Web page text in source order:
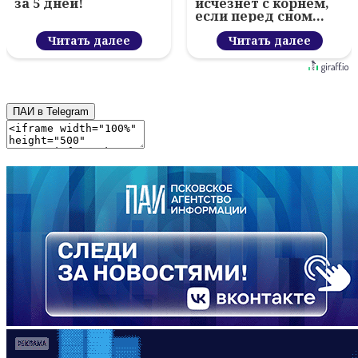
за 5 дней!
Читать далее
исчезнет с корнем,
если перед сном…
Читать далее
ПАИ в Telegram